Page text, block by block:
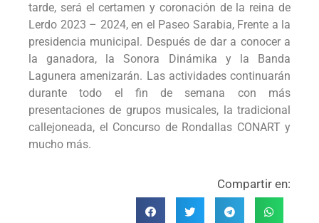
tarde, será el certamen y coronación de la reina de
Lerdo 2023 – 2024, en el Paseo Sarabia, Frente a la
presidencia municipal. Después de dar a conocer a
la ganadora, la Sonora Dinámika y la Banda
Lagunera amenizarán. Las actividades continuarán
durante todo el fin de semana con más
presentaciones de grupos musicales, la tradicional
callejoneada, el Concurso de Rondallas CONART y
mucho más.
Compartir en: